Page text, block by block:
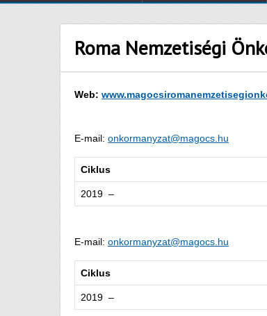
Roma Nemzetiségi
Web:
E-mail: onkormanyzat@magocs.hu
Ciklus
2019 –
E-mail: onkormanyzat@magocs.hu
Ciklus
2019 –